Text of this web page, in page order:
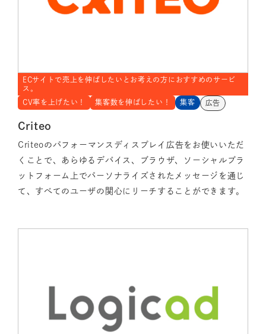
ECサイトで売上を伸ばしたいとお考えの方におすすめのサービ
ス。
CV率を上げたい！
集客数を伸ばしたい！ 集客 広告
Criteo
Criteoのパフォーマンスディスプレイ広告をお使いいただ
くことで、あらゆるデバイス、ブラウザ、ソーシャルプラ
ットフォーム上でパーソナライズされたメッセージを通じ
て、すべてのユーザの関心にリーチすることができます。